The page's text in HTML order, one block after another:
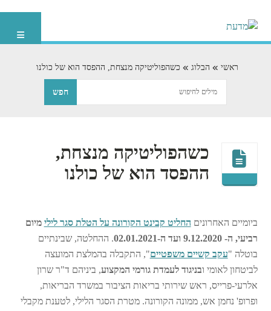
ראשי הבלוג כשהפוליטיקה מנצחת, ההפסד הוא של כולנו
כשהפוליטיקה מנצחת,
ההפסד הוא של כולנו
ביומיים האחרונים החליט קבינט הקורונה על הטלת סגר לילי מיום
רביעי, ה- 9.12.2020 ועד ה-02.01.2021
. ההחלטה, שבינתיים
בוטלה "עקב קשיים משפטיים", התקבלה בהמלצת המועצה
לביטחון לאומי ובניגוד לעמדת גורמי המקצוע, ביניהם ד"ר שרון
אלרעי-פרייס, ראש שירותי בריאות הציבור במשרד הבריאות,
ופרופ' נחמן אש, ממונה הקורונה. מטרת הסגר הלילי, לטענת מקבלי